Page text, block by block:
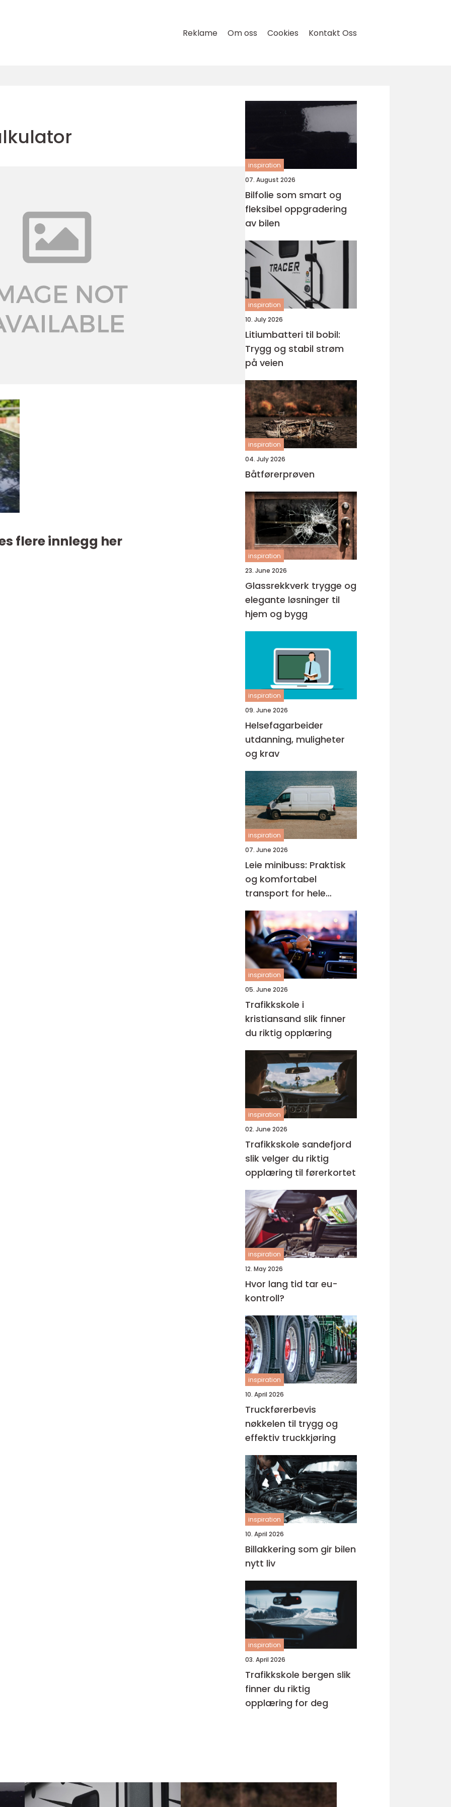
Reklame Om oss Cookies Kontakt Oss
flere innlegg her
inspiration
07. August 2026
Bilfolie som smart og
fleksibel oppgradering
av bilen
inspiration
10. July 2026
Litiumbatteri til bobil:
Trygg og stabil strøm
på veien
inspiration
04. July 2026
Båtførerprøven
inspiration
23. June 2026
Glassrekkverk trygge og
elegante løsninger til
hjem og bygg
inspiration
09. June 2026
Helsefagarbeider
utdanning, muligheter
og krav
inspiration
07. June 2026
Leie minibuss: Praktisk
og komfortabel
transport for hele
gruppen
inspiration
05. June 2026
Trafikkskole i
kristiansand slik finner
du riktig opplæring
inspiration
02. June 2026
Trafikkskole sandefjord
slik velger du riktig
opplæring til førerkortet
inspiration
12. May 2026
Hvor lang tid tar eu-
kontroll?
inspiration
10. April 2026
Truckførerbevis
nøkkelen til trygg og
effektiv truckkjøring
inspiration
10. April 2026
Billakkering som gir bilen
nytt liv
inspiration
03. April 2026
Trafikkskole bergen slik
finner du riktig
opplæring for deg